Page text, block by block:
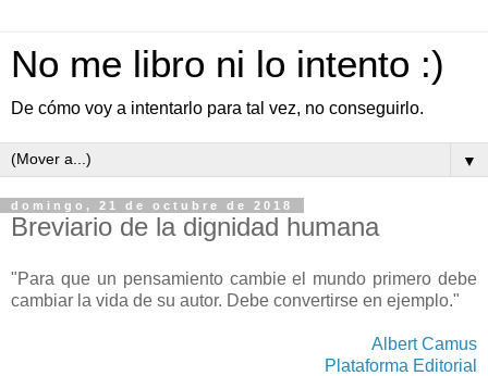
No me libro ni lo intento :)
De cómo voy a intentarlo para tal vez, no conseguirlo.
▼
domingo, 21 de octubre de 2018
Breviario de la dignidad humana
"Para que un pensamiento cambie el mundo primero debe
cambiar la vida de su autor. Debe convertirse en ejemplo."
Albert Camus
Plataforma Editorial